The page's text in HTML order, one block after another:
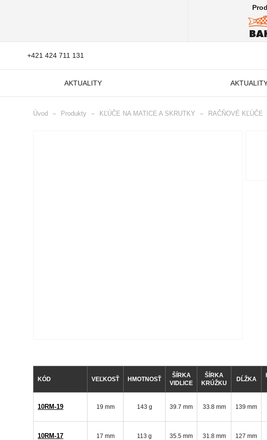
+421 424 711 131
AKTUALITY
Úvod Produkty KĽÚČE NA MATICE A SKRUTKY RAČŇOVÉ KĽÚČE
KÓD VEĽKOSŤ HMOTNOSŤ
ŠÍRKA
VIDLICE
ŠÍRKA
KRÚŽKU
DĹŽKA
10RM-19 19 mm 143 g 39.7 mm 33.8 mm 139 mm
10RM-17 17 mm 113 g 35.5 mm 31.8 mm 127 mm